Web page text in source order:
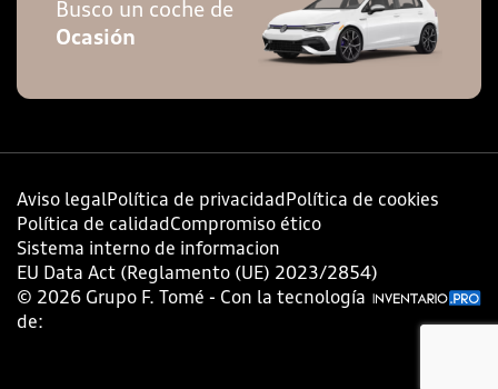
Busco un coche de
Ocasión
Aviso legalPolítica de privacidad Política de cookies
Política de calidad Compromiso ético
Sistema interno de informacion
EU Data Act (Reglamento (UE) 2023/2854)
© 2026 Grupo F. Tomé - Con la tecnología
de: